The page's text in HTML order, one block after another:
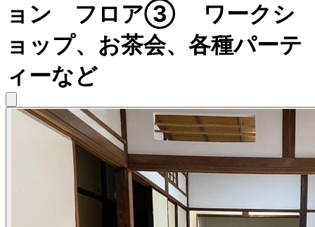
ョン フロア③ ワークシ
ョップ、お茶会、各種パーテ
ィーなど